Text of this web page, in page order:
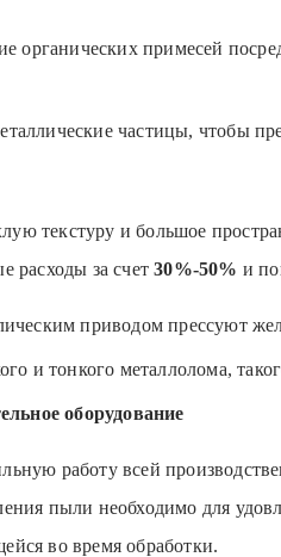
органических примесей
частицы, чтобы
текстуру и большое
расходы за счет30%-50% и
приводом прессуют
и тонкого металлолома,
оборудование
работу всей
пыли необходимо для
во время обработки.